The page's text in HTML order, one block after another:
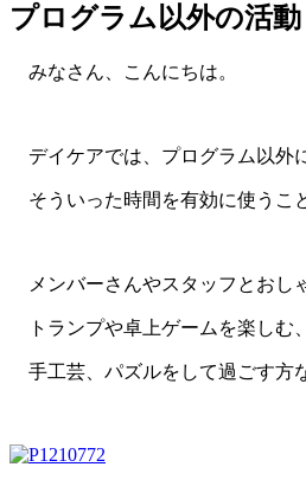
プログラム以外の活動
みなさん、こんにちは。
デイケアでは、プログラム以外
そういった時間を有効に使うこ
メンバーさんやスタッフとおし
トランプや卓上ゲームを楽しむ
手工芸、パズルをして過ごす方